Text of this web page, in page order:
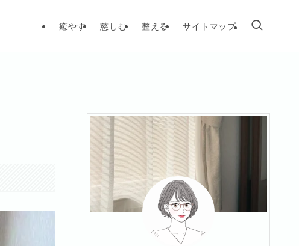
癒やす 慈しむ 整える サイトマップ